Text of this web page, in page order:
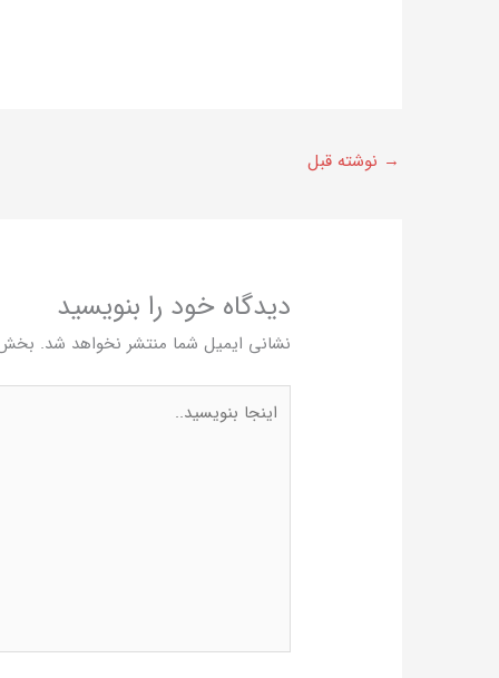
→ نوشته قبل
دیدگاه‌ خود را بنویسید
نشانی ایمیل شما منتشر نخواهد شد.
بنویسید..